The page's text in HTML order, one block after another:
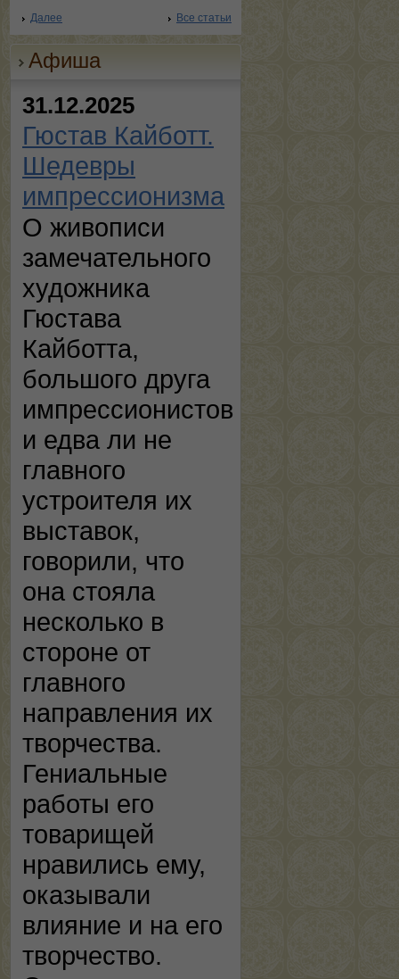
Далее Все статьи
Афиша
31.12.2025
Гюстав Кайботт.
Шедевры
импрессионизма
О живописи
замечательного
художника
Гюстава
Кайботта,
большого друга
импрессионистов
и едва ли не
главного
устроителя их
выставок,
говорили, что
она стояла
несколько в
стороне от
главного
направления их
творчества.
Гениальные
работы его
товарищей
нравились ему,
оказывали
влияние и на его
творчество.